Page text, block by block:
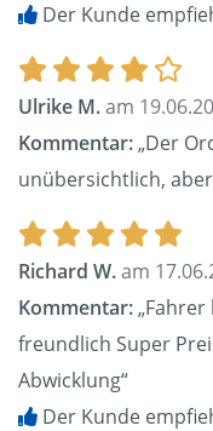
Der Kunde
Ulrike M.am
Kommentar:„Der
unübersichtlich,
Richard W.am
Kommentar:
freundlich Super
Abwicklung“
Der Kunde